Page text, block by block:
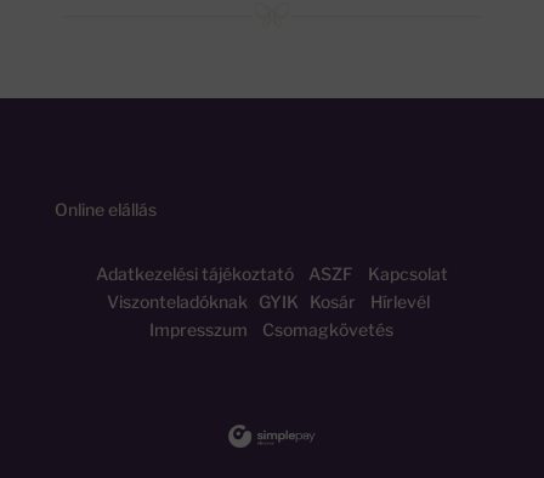
Online elállás
Adatkezelési tájékoztatóASZF
Kapcsolat
Viszonteladóknak
GYIK Kosár
Hírlevél
Impresszum
Csomagkövetés